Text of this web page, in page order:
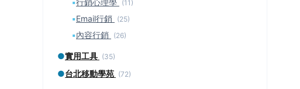
▪行銷心理學 (11)
▪Email行銷 (25)
▪內容行銷 (26)
●實用工具 (35)
●台北移動學苑 (72)